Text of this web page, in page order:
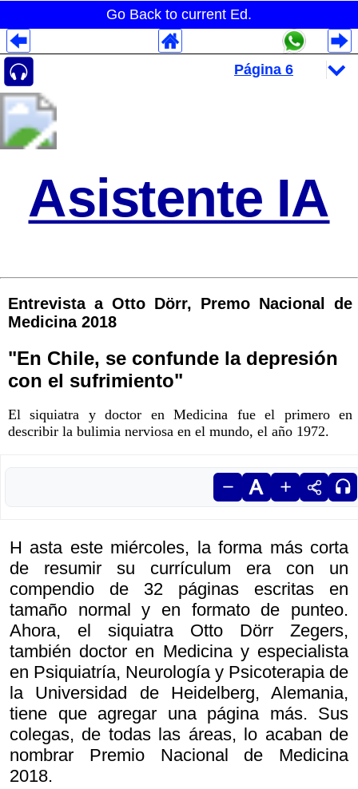
Go Back to current Ed.
Asistente IA
Entrevista a Otto Dörr, Premo Nacional de
Medicina 2018
"En Chile, se confunde la depresión
con el sufrimiento"
El siquiatra y doctor en Medicina fue el primero en
describir la bulimia nerviosa en el mundo, el año 1972.
H asta este miércoles, la forma más corta
de resumir su currículum era con un
compendio de 32 páginas escritas en
tamaño normal y en formato de punteo.
Ahora, el siquiatra Otto Dörr Zegers,
también doctor en Medicina y especialista
en Psiquiatría, Neurología y Psicoterapia de
la Universidad de Heidelberg, Alemania,
tiene que agregar una página más. Sus
colegas, de todas las áreas, lo acaban de
nombrar Premio Nacional de Medicina
2018.
Despliegues Analytics
Despliegues Totales
Despliegues por Rubros